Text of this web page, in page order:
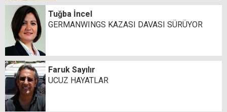
Tuğba İncel
GERMANWINGS KAZASI DAVASI SÜRÜYOR
Faruk Sayılır
UCUZ HAYATLAR